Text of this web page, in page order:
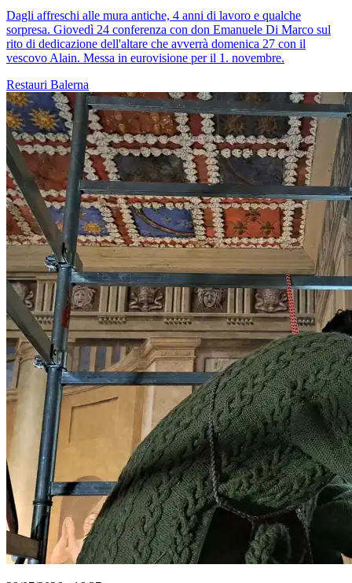
Dagli affreschi alle mura antiche, 4 anni di lavoro e qualche
sorpresa. Giovedì 24 conferenza con don Emanuele Di Marco sul
rito di dedicazione dell'altare che avverrà domenica 27 con il
vescovo Alain. Messa in eurovisione per il 1. novembre.
Restauri Balerna